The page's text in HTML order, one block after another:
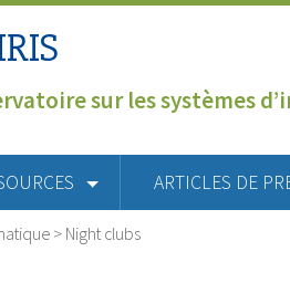
sur les systèmes
ARTICLES DE
> Night clubs